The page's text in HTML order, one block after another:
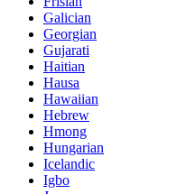
Galician
Georgian
Gujarati
Haitian
Hausa
Hawaiian
Hebrew
Hmong
Hungarian
Icelandic
Igbo